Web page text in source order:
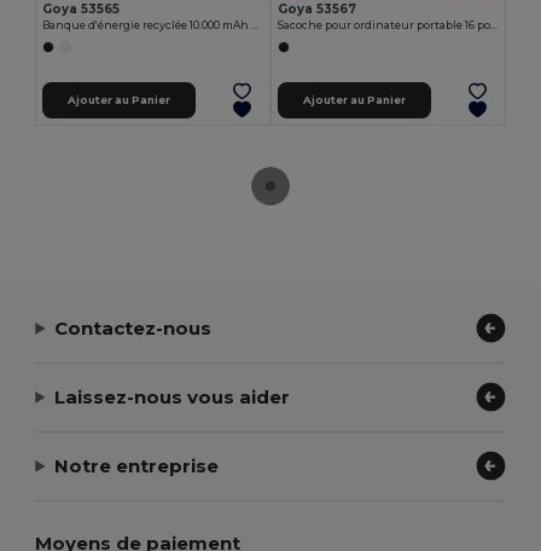
Goya 53565
Banque d'énergie recyclée 10.000 mAh sans fil MOKU
Ajouter au Panier
Goya 53567
Sacoche pour ordinateur portable 16 pouces RPET IKUSA
Ajouter au Panier
Contactez-nous
Laissez-nous vous aider
Notre entreprise
Moyens de paiement